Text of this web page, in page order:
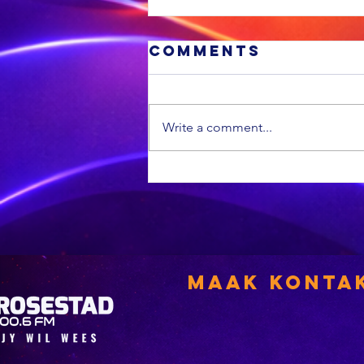
OGGEND SPORT:
Janse van
Rensburg lei
die Bok-vroue,
Pakistan is
gelyk met die
aan
Comments
Write a comment...
Maak